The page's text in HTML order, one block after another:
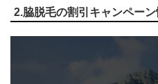
2.脇脱毛の割引キャンペーン